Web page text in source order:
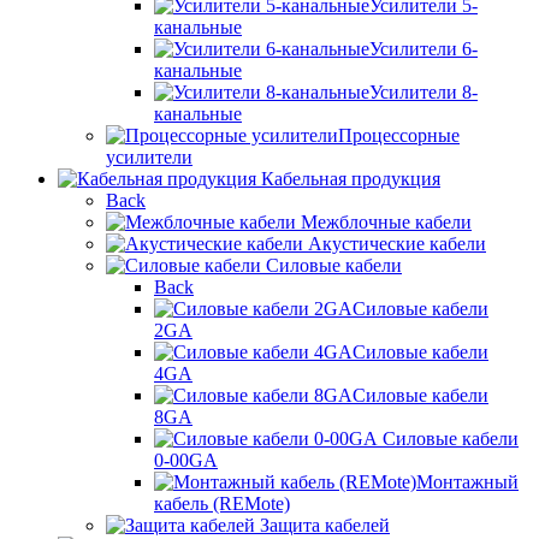
Усилители 5-
канальные
Усилители 6-
канальные
Усилители 8-
канальные
Процессорные
усилители
Кабельная продукция
Back
Межблочные кабели
Акустические кабели
Силовые кабели
Back
Силовые кабели
2GA
Силовые кабели
4GA
Силовые кабели
8GA
Силовые кабели
0-00GA
Монтажный
кабель (REMote)
Защита кабелей